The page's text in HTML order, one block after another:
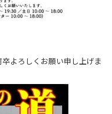
よろしくお願い申し上げま